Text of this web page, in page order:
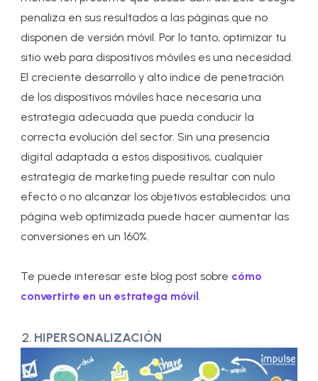
penaliza en sus resultados a las páginas que no
disponen de versión móvil. Por lo tanto, optimizar tu
sitio web para dispositivos móviles es una necesidad.
El creciente desarrollo y alto índice de penetración
de los dispositivos móviles hace necesaria una
estrategia adecuada que pueda conducir la
correcta evolución del sector. Sin una presencia
digital adaptada a estos dispositivos, cualquier
estrategia de marketing puede resultar con nulo
efecto o no alcanzar los objetivos establecidos: una
página web optimizada puede hacer aumentar las
conversiones en un 160%.
Te puede interesar este blog post sobre cómo
convertirte en un estratega móvil.
HIPERSONALIZACIÓN